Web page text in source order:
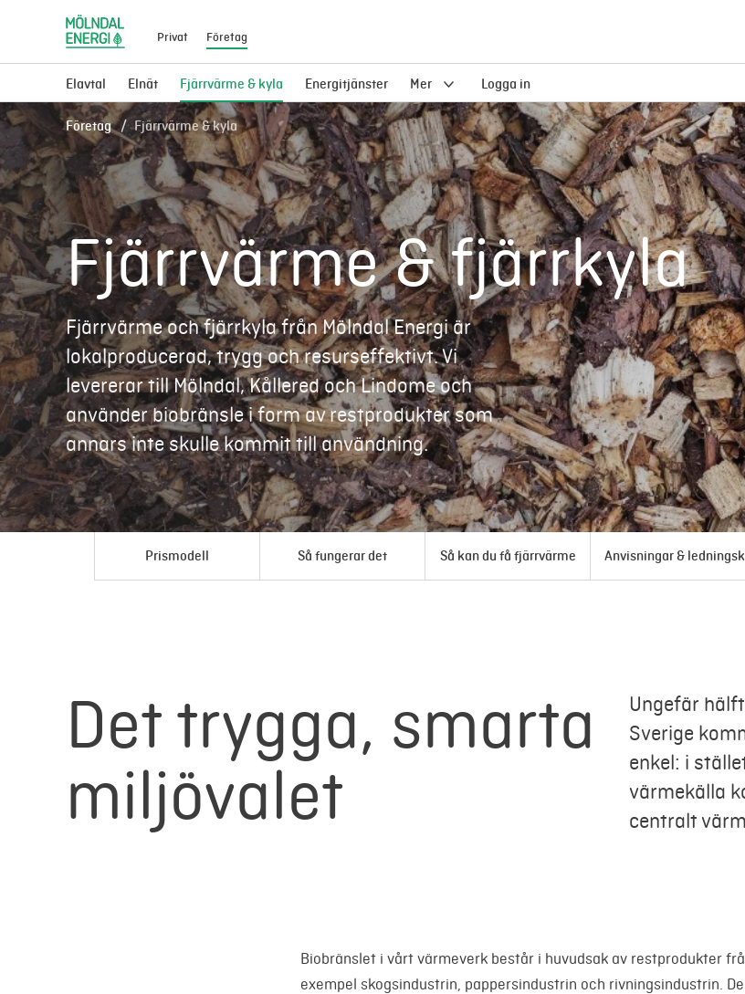
Privat Företag
Elavtal Elnät Fjärrvärme & kyla Energitjänster Mer Logga in
Företag Fjärrvärme & kyla
Fjärrvärme & fjärrkyla
Fjärrvärme och fjärrkyla från Mölndal Energi är
lokalproducerad, trygg och resurseffektivt. Vi
levererar till Mölndal, Kållered och Lindome och
använder biobränsle i form av restprodukter som
annars inte skulle kommit till användning.
Prismodell Så fungerar det Så kan du få fjärrvärme Anvisningar &
Det trygga, smarta
miljövalet
Ungefär
Sverige
enkel: i
värmekälla
centralt
Biobränslet i vårt värmeverk består i huvudsak av restprodukter
exempel skogsindustrin, pappersindustrin och rivningsindustrin.